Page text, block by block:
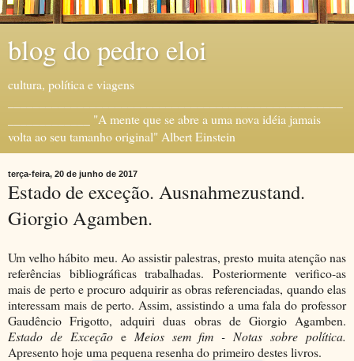
blog do pedro eloi
cultura, política e viagens
_____________ "A mente que se abre a uma nova idéia jamais
volta ao seu tamanho original" Albert Einstein
terça-feira, 20 de junho de 2017
Estado de exceção. Ausnahmezustand.
Giorgio Agamben.
Um velho hábito meu. Ao assistir palestras, presto muita atenção nas
referências bibliográficas trabalhadas. Posteriormente verifico-as
mais de perto e procuro adquirir as obras referenciadas, quando elas
interessam mais de perto. Assim, assistindo a uma fala do professor
Gaudêncio Frigotto, adquiri duas obras de Giorgio Agamben.
Estado de Exceção e Meios sem fim - Notas sobre política.
Apresento hoje uma pequena resenha do primeiro destes livros.